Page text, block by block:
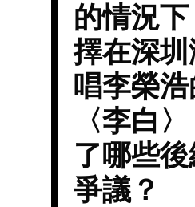
的情況
擇在深
唱李榮
〈李白
了哪些
爭議？